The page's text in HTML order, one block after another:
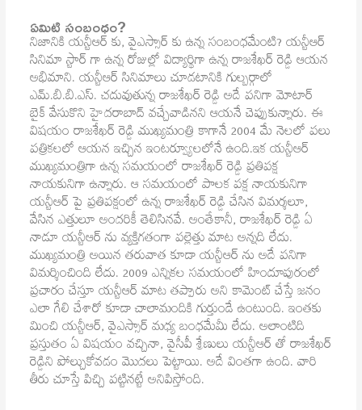
ఏమిటి సంబంధం?
నిజానికి యన్టీఆర్ కు, వైఎస్సార్ కు ఉన్న సంబంధమేంటి? యన్టీఆర్
సినిమా స్టార్ గా ఉన్న రోజుల్లో విద్యార్థిగా ఉన్న రాజశేఖర్ రెడ్డి ఆయన
అభిమాని. యన్టీఆర్ సినిమాలు చూడటానికి గుల్బర్గాలో
ఎమ్.బి.బి.ఎస్. చదువుతున్న రాజశేఖర్ రెడ్డి అదే పనిగా మోటార్
బైక్ వేసుకొని హైదరాబాద్ వచ్చేవాడినని ఆయనే చెప్పుకున్నారు. ఈ
విషయం రాజశేఖర్ రెడ్డి ముఖ్యమంత్రి కాగానే 2004 మే నెలలో పలు
పత్రికలలో ఆయన ఇచ్చిన ఇంటర్వ్యూలలోనే ఉంది.ఇక యన్టీఆర్
ముఖ్యమంత్రిగా ఉన్న సమయంలో రాజశేఖర్ రెడ్డి ప్రతిపక్ష
నాయకునిగా ఉన్నారు. ఆ సమయంలో పాలక పక్ష నాయకునిగా
యన్టీఆర్ పై ప్రతిపక్షంలో ఉన్న రాజశేఖర్ రెడ్డి చేసిన విమర్శలూ,
వేసిన ఎత్తులూ అందరికీ తెలిసినవే. అంతేకానీ, రాజశేఖర్ రెడ్డి ఏ
నాడూ యన్టీఆర్ ను వ్యక్తిగతంగా పల్లెత్తు మాట అన్నది లేదు.
ముఖ్యమంత్రి అయిన తరువాత కూడా యన్టీఆర్ ను అదే పనిగా
విమర్శించింది లేదు. 2009 ఎన్నికల సమయంలో హిందూపురంలో
ప్రచారం చేస్తూ యన్టీఆర్ మాట తప్పారు అని కామెంట్ చేస్తే జనం
ఎలా గేలి చేశారో కూడా చాలామందికి గుర్తుండే ఉంటుంది. ఇంతకు
మించి యన్టీఆర్, వైఎస్సార్ మధ్య బంధమేమీ లేదు. అలాంటిది
ప్రస్తుతం ఏ విషయం వచ్చినా, వైసీపీ శ్రేణులు యన్టీఆర్ తో రాజశేఖర్
రెడ్డిని పోల్చుకోవడం మొదలు పెట్టాయి. అదే వింతగా ఉంది. వారి
తీరు చూస్తే పిచ్చి పట్టినట్టే అనిపిస్తోంది.